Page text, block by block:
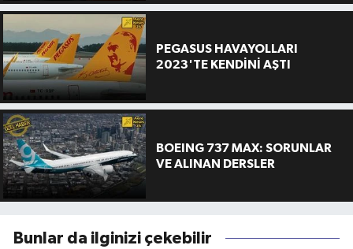
PEGASUS HAVAYOLLARI
2023'TE KENDİNİ AŞTI
BOEING 737 MAX: SORUNLAR
VE ALINAN DERSLER
Bunlar da ilginizi çekebilir